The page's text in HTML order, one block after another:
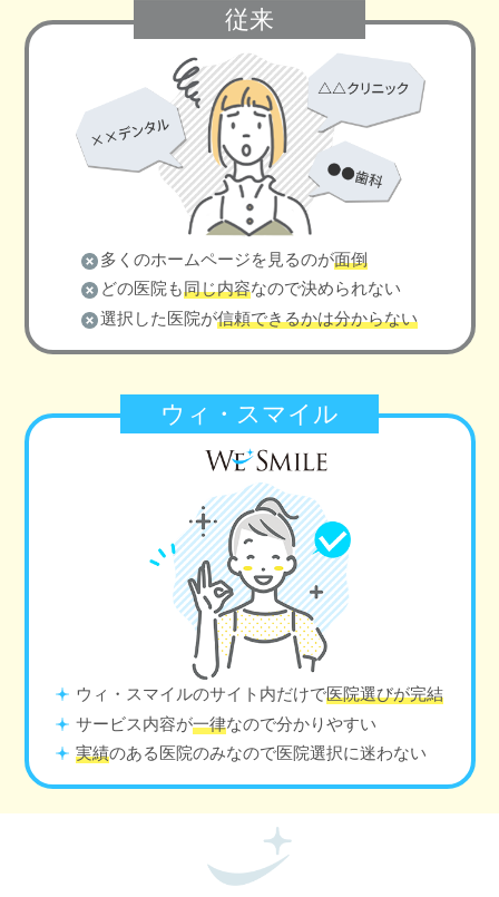
従来
多くのホームページを見るのが面倒
どの医院も同じ内容なので決められない
選択した医院が信頼できるかは分からない
ウィ・スマイル
ウィ・スマイルのサイト内だけで医院選びが完結
サービス内容が一律なので分かりやすい
実績のある医院のみなので医院選択に迷わない